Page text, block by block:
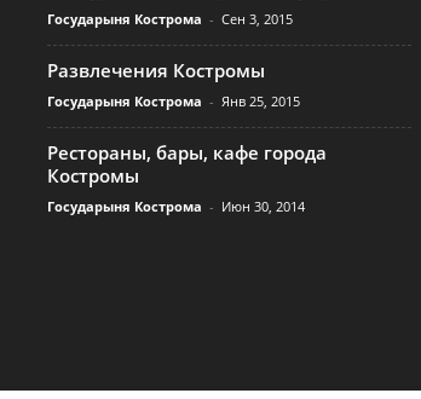
Государыня Кострома - Сен 3, 2015
Развлечения Костромы
Государыня Кострома - Янв 25, 2015
Рестораны, бары, кафе города
Костромы
Государыня Кострома - Июн 30, 2014